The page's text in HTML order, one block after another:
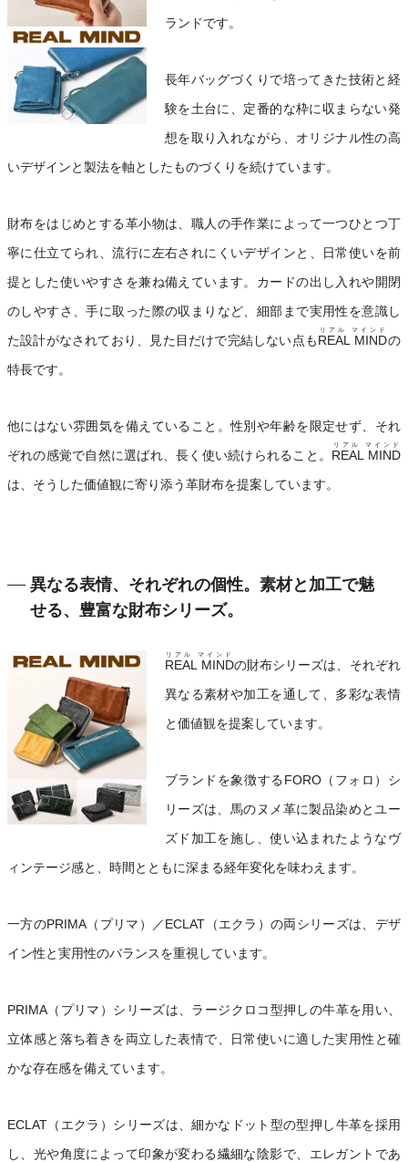
ランドです。
長年バッグづくりで培ってきた技術と経
験を土台に、定番的な枠に収まらない発
想を取り入れながら、オリジナル性の高
いデザインと製法を軸としたものづくりを続けています。
財布をはじめとする革小物は、職人の手作業によって一つひとつ丁
寧に仕立てられ、流行に左右されにくいデザインと、日常使いを前
提とした使いやすさを兼ね備えています。カードの出し入れや開閉
のしやすさ、手に取った際の収まりなど、細部まで実用性を意識し
た設計がなされており、見た目だけで完結しない点もREAL MIND
リアル マインド
の
特長です。
他にはない雰囲気を備えていること。性別や年齢を限定せず、それ
ぞれの感覚で自然に選ばれ、長く使い続けられること。 REAL MIND
リアル マインド
は、そうした価値観に寄り添う革財布を提案しています。
異なる表情、それぞれの個性。素材と加工で魅
せる、豊富な財布シリーズ。
REAL MIND
リアル マインド
の財布シリーズは、それぞれ
異なる素材や加工を通して、多彩な表情
と価値観を提案しています。
ブランドを象徴するFORO（フォロ）シ
リーズは、馬のヌメ革に製品染めとユー
ズド加工を施し、使い込まれたようなヴ
ィンテージ感と、時間とともに深まる経年変化を味わえます。
一方のPRIMA（プリマ）／ECLAT（エクラ）の両シリーズは、デザ
イン性と実用性のバランスを重視しています。
PRIMA（プリマ）シリーズは、ラージクロコ型押しの牛革を用い、
立体感と落ち着きを両立した表情で、日常使いに適した実用性と確
かな存在感を備えています。
ECLAT（エクラ）シリーズは、細かなドット型の型押し牛革を採用
し、光や角度によって印象が変わる繊細な陰影で、エレガントであ